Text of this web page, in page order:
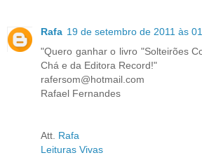
Rafa 19 de setembro de 2011 às
"Quero ganhar o livro "Solteirões
Chá e da Editora Record!"
rafersom@hotmail.com
Rafael Fernandes
Att. Rafa
Leituras Vivas